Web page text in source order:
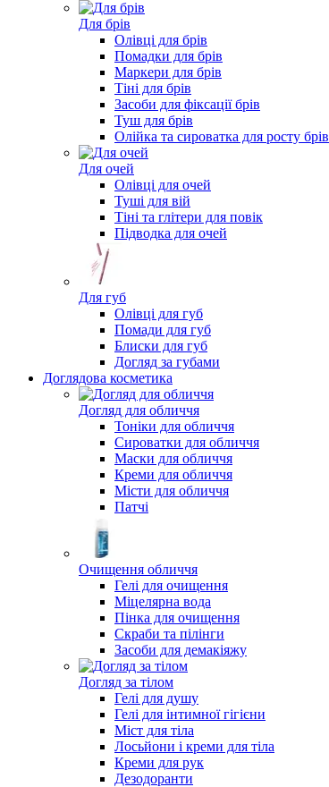
Для брів
Олівці для брів
Помадки для брів
Маркери для брів
Тіні для брів
Засоби для фіксації брів
Туш для брів
Олійка та сироватка для росту брів
Для очей
Олівці для очей
Туші для вій
Тіні та глітери для повік
Підводка для очей
Для губ
Олівці для губ
Помади для губ
Блиски для губ
Догляд за губами
Доглядова косметика
Догляд для обличчя
Тоніки для обличчя
Сироватки для обличчя
Маски для обличчя
Креми для обличчя
Місти для обличчя
Патчі
Очищення обличчя
Гелі для очищення
Міцелярна вода
Пінка для очищення
Скраби та пілінги
Засоби для демакіяжу
Догляд за тілом
Гелі для душу
Гелі для інтимної гігієни
Міст для тіла
Лосьйони і креми для тіла
Креми для рук
Дезодоранти